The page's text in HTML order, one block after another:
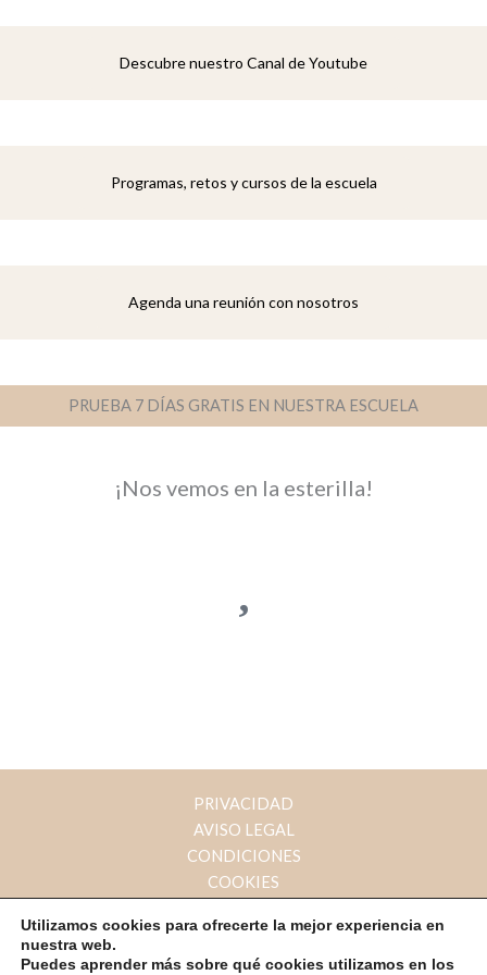
Descubre nuestro Canal de Youtube
Programas, retos y cursos de la escuela
Agenda una reunión con nosotros
PRUEBA 7 DÍAS GRATIS EN NUESTRA ESCUELA
¡Nos vemos en la esterilla!
PRIVACIDAD
AVISO LEGAL
CONDICIONES
COOKIES
Copyright © 2026 Empieza con yoga
Utilizamos cookies para ofrecerte la mejor experiencia en
nuestra web.
Puedes aprender más sobre qué cookies utilizamos en los